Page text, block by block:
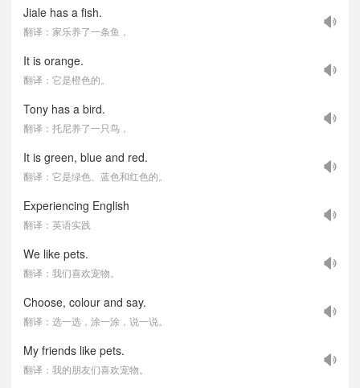
Jiale has a fish.
翻译：家乐养了一条鱼，
It is orange.
翻译：它是橙色的。
Tony has a bird.
翻译：托尼养了一只鸟，
It is green, blue and red.
翻译：它是绿色、蓝色和红色的。
Experiencing English
翻译：英语实践
We like pets.
翻译：我们喜欢宠物。
Choose, colour and say.
翻译：选一选，涂一涂，说一说。
My friends like pets.
翻译：我的朋友们喜欢宠物。